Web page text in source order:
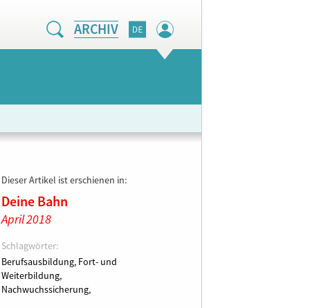
ARCHIV
Dieser Artikel ist erschienen in:
Deine Bahn
April 2018
Schlagwörter:
Berufsausbildung, Fort- und
Weiterbildung,
Nachwuchssicherung,